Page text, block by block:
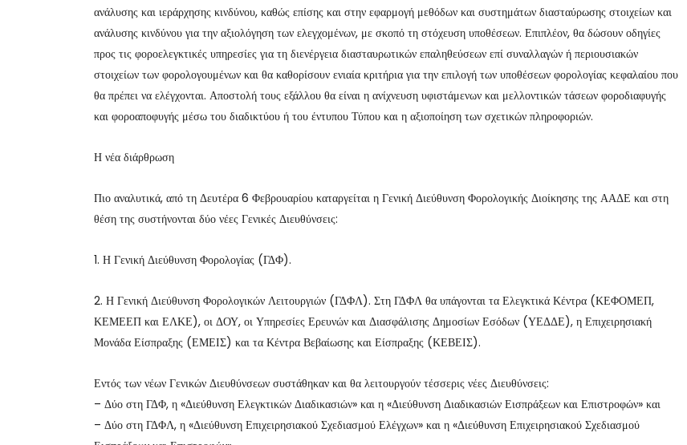
ανάλυσης και ιεράρχησης κινδύνου, καθώς επίσης και στην εφαρμογή μεθόδων και συστημάτων διασταύρωσης στοιχείων και
ανάλυσης κινδύνου για την αξιολόγηση των ελεγχομένων, με σκοπό τη στόχευση υποθέσεων. Επιπλέον, θα δώσουν οδηγίες
προς τις φοροελεγκτικές υπηρεσίες για τη διενέργεια διασταυρωτικών επαληθεύσεων επί συναλλαγών ή περιουσιακών
στοιχείων των φορολογουμένων και θα καθορίσουν ενιαία κριτήρια για την επιλογή των υποθέσεων φορολογίας κεφαλαίου που
θα πρέπει να ελέγχονται. Αποστολή τους εξάλλου θα είναι η ανίχνευση υφιστάμενων και μελλοντικών τάσεων φοροδιαφυγής
και φοροαποφυγής μέσω του διαδικτύου ή του έντυπου Τύπου και η αξιοποίηση των σχετικών πληροφοριών.
Η νέα διάρθρωση
Πιο αναλυτικά, από τη Δευτέρα 6 Φεβρουαρίου καταργείται η Γενική Διεύθυνση Φορολογικής Διοίκησης της ΑΑΔΕ και στη
θέση της συστήνονται δύο νέες Γενικές Διευθύνσεις:
1. Η Γενική Διεύθυνση Φορολογίας (ΓΔΦ).
2. Η Γενική Διεύθυνση Φορολογικών Λειτουργιών (ΓΔΦΛ). Στη ΓΔΦΛ θα υπάγονται τα Ελεγκτικά Κέντρα (ΚΕΦΟΜΕΠ,
ΚΕΜΕΕΠ και ΕΛΚΕ), οι ΔΟΥ, οι Υπηρεσίες Ερευνών και Διασφάλισης Δημοσίων Εσόδων (ΥΕΔΔΕ), η Επιχειρησιακή
Μονάδα Είσπραξης (ΕΜΕΙΣ) και τα Κέντρα Βεβαίωσης και Είσπραξης (ΚΕΒΕΙΣ).
Εντός των νέων Γενικών Διευθύνσεων συστάθηκαν και θα λειτουργούν τέσσερις νέες Διευθύνσεις:
– Δύο στη ΓΔΦ, η «Διεύθυνση Ελεγκτικών Διαδικασιών» και η «Διεύθυνση Διαδικασιών Εισπράξεων και Επιστροφών» και
– Δύο στη ΓΔΦΛ, η «Διεύθυνση Επιχειρησιακού Σχεδιασμού Ελέγχων» και η «Διεύθυνση Επιχειρησιακού Σχεδιασμού